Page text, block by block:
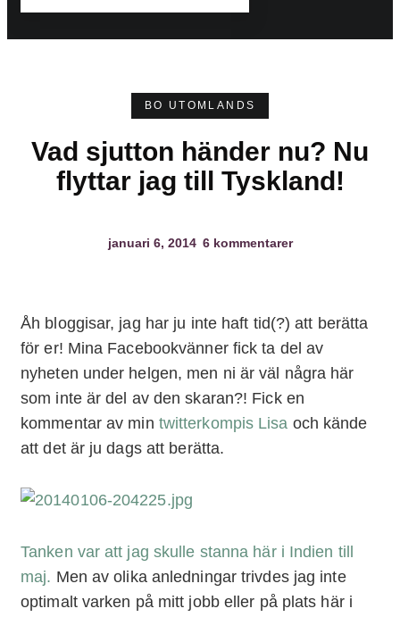
BO UTOMLANDS
Vad sjutton händer nu? Nu
flyttar jag till Tyskland!
januari 6, 2014 6 kommentarer
Åh bloggisar, jag har ju inte haft tid(?) att berätta
för er! Mina Facebookvänner fick ta del av
nyheten under helgen, men ni är väl några här
som inte är del av den skaran?! Fick en
kommentar av min twitterkompis Lisa och kände
att det är ju dags att berätta.
Tanken var att jag skulle stanna här i Indien till
maj. Men av olika anledningar trivdes jag inte
optimalt varken på mitt jobb eller på plats här i